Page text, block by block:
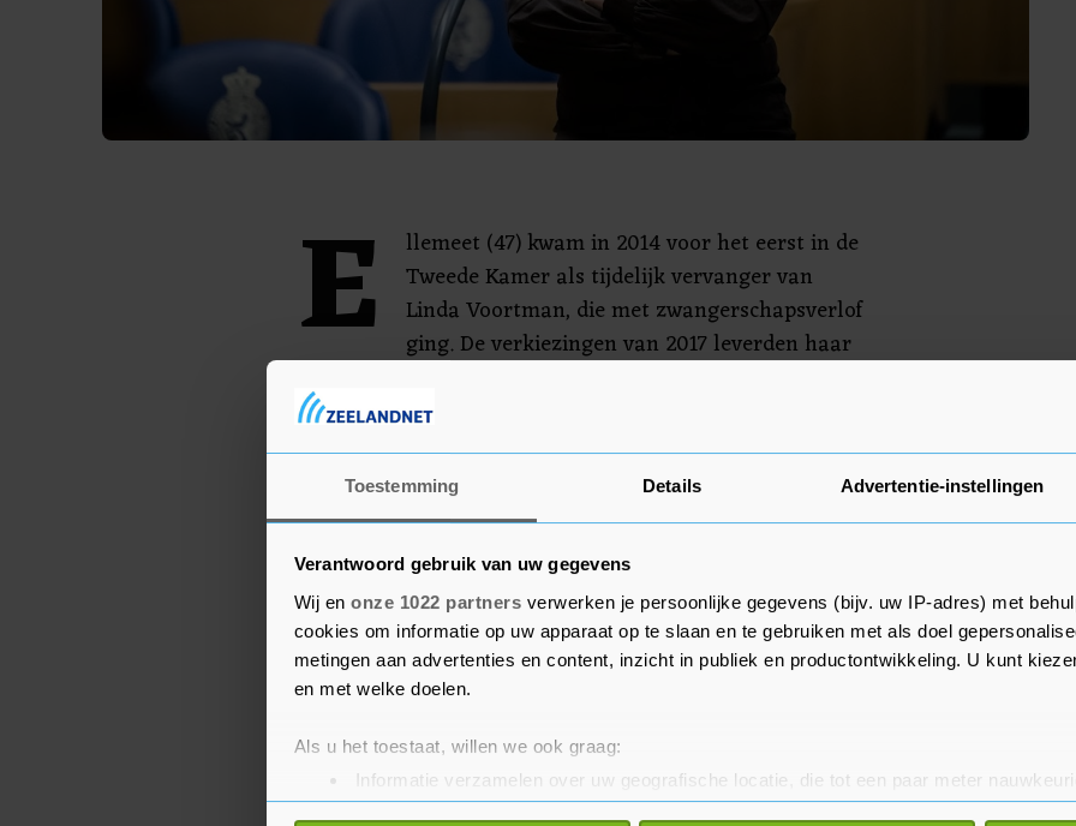
Toestemming Details Advertentie-instellingen
Verantwoord gebruik van uw gegevens
Wij en onze 1022 partners verwerken je persoonlijke gegevens (bijv. uw IP-adres) met
cookies om informatie op uw apparaat op te slaan en te gebruiken met als doel
metingen aan advertenties en content, inzicht in publiek en productontwikkeling. U kunt
en met welke doelen.
Als u het toestaat, willen we ook graag:
Informatie verzamelen over uw geografische locatie, die tot een paar meter
Uw apparaat identificeren door het actief te scannen op specifieke eigenschappen
E
llemeet (47) kwam in 2014 voor het eerst in de
Tweede Kamer als tijdelijk vervanger van
Linda Voortman, die met zwangerschapsverlof
ging. De verkiezingen van 2017 leverden haar
justitiewoordvoerder is zij vicevoorzitter van de
GroenLinks-fractie en geldt zij als een vertrouweling van
partijleider Jesse Klaver.